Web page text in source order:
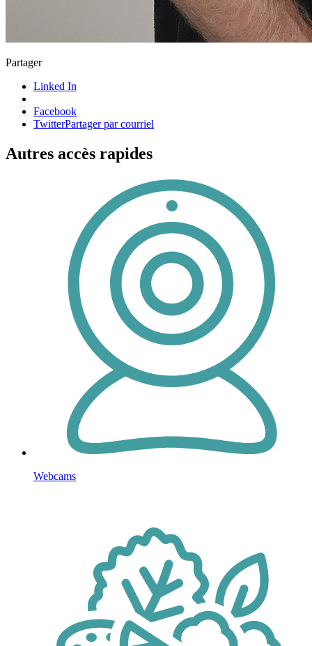
Partager
Linked In
Facebook
TwitterPartager par courriel
Autres accès rapides
Webcams